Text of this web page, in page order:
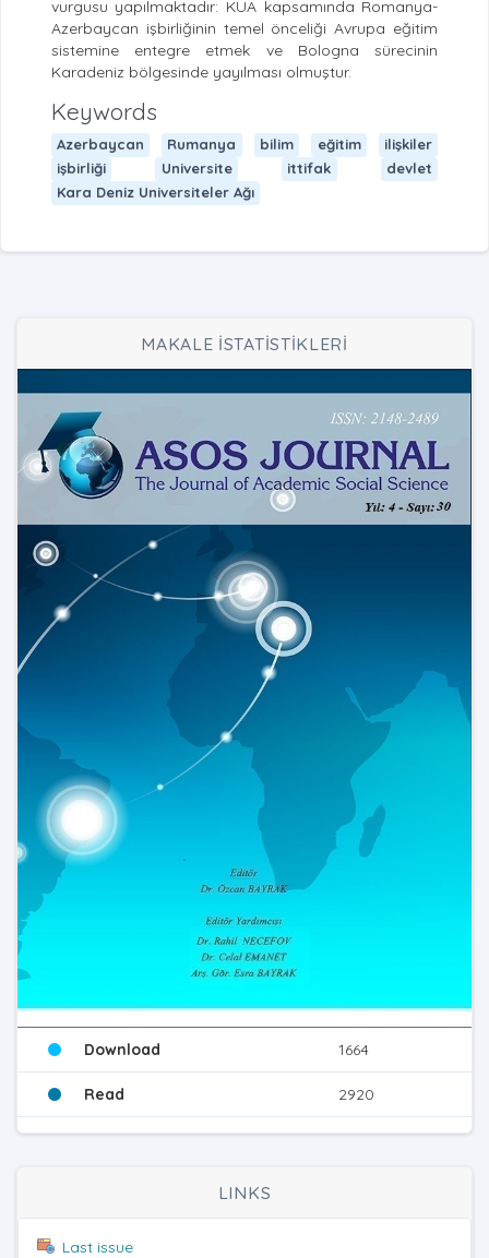
vurgusu yapılmaktadır: KÜA kapsamında Romanya-
Azerbaycan işbirliğinin temel önceliği Avrupa eğitim
sistemine entegre etmek ve Bologna sürecinin
Karadeniz bölgesinde yayılması olmuştur.
Keywords
Azerbaycan Rumanya bilim eğitim
ilişkiler
işbirliği
Universite ittifak
devlet
Kara Deniz Universiteler Ağı
MAKALE İSTATİSTİKLERİ
Download 1664
Read 2920
LINKS
Last issue